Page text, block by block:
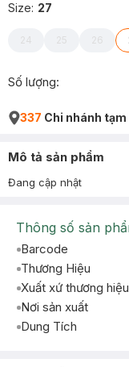
Size: 27
24 25 26
Số lượng:
337 Chi nhánh
Mô tả sản phẩm
Đang cập nhật
Thông số sản
Barcode
Thương Hiệu
Xuất xứ thương hiệu
Nơi sản xuất
Dung Tích